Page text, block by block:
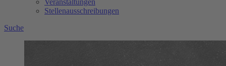
Veranstaltungen
Stellenausschreibungen
Suche